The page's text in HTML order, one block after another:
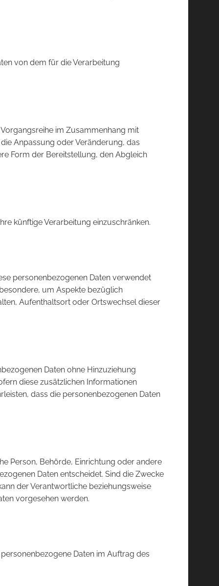
von dem für die Verarbeitung
im Zusammenhang mit
Anpassung oder Veränderung, das
Form der Bereitstellung, den Abgleich
künftige Verarbeitung einzuschränken.
personenbezogenen Daten verwendet
um Aspekte bezüglich
Aufenthaltsort oder Ortswechsel dieser
Daten ohne Hinzuziehung
diese zusätzlichen Informationen
dass die personenbezogenen Daten
Person, Behörde, Einrichtung oder andere
Daten entscheidet. Sind die Zwecke
der Verantwortliche beziehungsweise
vorgesehen werden.
Daten im Auftrag des